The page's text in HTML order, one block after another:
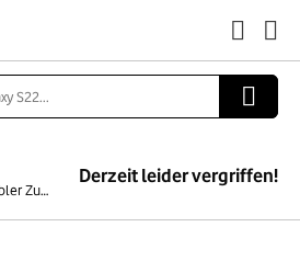
32GB | Gold | Wi-Fi | Akzeptabler Zustand
Derzeit leider vergriffen!